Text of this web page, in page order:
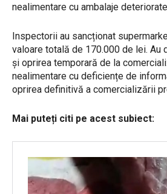
nealimentare cu ambalaje
Inspectorii au sancționat
valoare totală de 170.000 de lei. Au
și oprirea temporară de la
nealimentare cu deficiențe de
oprirea definitivă a comercializării
Mai puteți citi pe acest subiect: